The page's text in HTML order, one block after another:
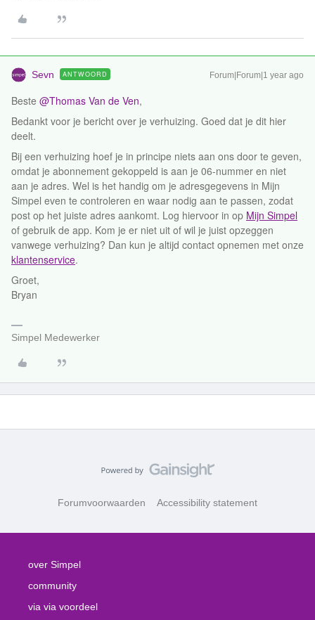
Sevn ANTWOORD Forum|Forum|1 year ago
Beste ​ @Thomas Van de Ven,
Bedankt voor je bericht over je verhuizing. Goed dat je dit hier
deelt.
Bij een verhuizing hoef je in principe niets aan ons door te geven,
omdat je abonnement gekoppeld is aan je 06-nummer en niet
aan je adres. Wel is het handig om je adresgegevens in Mijn
Simpel even te controleren en waar nodig aan te passen, zodat
post op het juiste adres aankomt. Log hiervoor in op Mijn Simpel
of gebruik de app. Kom je er niet uit of wil je juist opzeggen
vanwege verhuizing? Dan kun je altijd contact opnemen met onze
klantenservice.
Groet,
Bryan
Simpel Medewerker
Forumvoorwaarden Accessibility statement
over Simpel
community
via via voordeel